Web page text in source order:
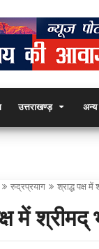
उत्तराखण्ड़ अन्य
रुद्रप्रयाग श्राद्ध पक्ष
में